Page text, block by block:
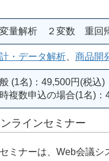
量解析 ２変数 重回
・データ解析 商品開
(1名)：49,500円(税込)
複数申込の場合(1名)：
ラインセミナー
ミナーは、Web会議シ